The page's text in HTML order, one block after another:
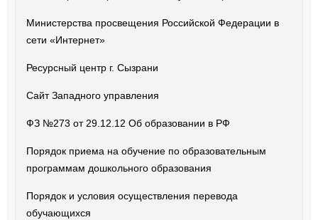
Министерства просвещения Российской Федерации в
сети «Интернет»
Ресурсный центр г. Сызрани
Сайт Западного управления
ФЗ №273 от 29.12.12 Об образовании в РФ
Порядок приема на обучение по образовательным
программам дошкольного образования
Порядок и условия осуществления перевода
обучающихся